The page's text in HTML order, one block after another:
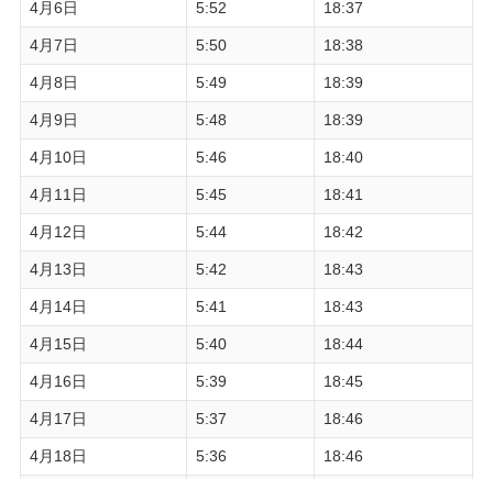
4月6日 5:52 18:37
4月7日 5:50 18:38
4月8日 5:49 18:39
4月9日 5:48 18:39
4月10日 5:46 18:40
4月11日 5:45 18:41
4月12日 5:44 18:42
4月13日 5:42 18:43
4月14日 5:41 18:43
4月15日 5:40 18:44
4月16日 5:39 18:45
4月17日 5:37 18:46
4月18日 5:36 18:46